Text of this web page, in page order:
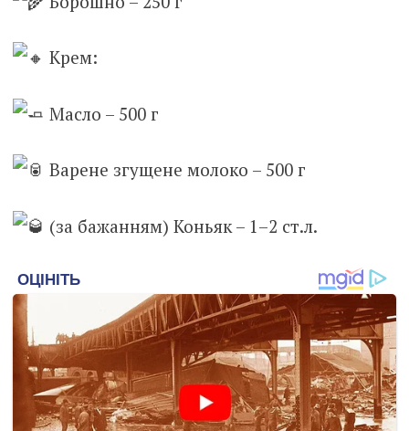
Крем:
Масло – 500 г
Варене згущене молоко – 500 г
(за бажанням) Коньяк – 1–2 ст.л.